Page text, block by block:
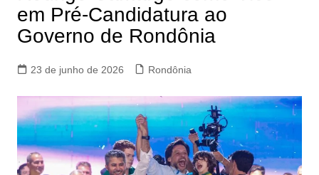
em Pré-Candidatura ao
Governo de Rondônia
23 de junho de 2026 Rondônia